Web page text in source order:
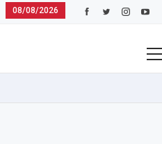
08/08/2026